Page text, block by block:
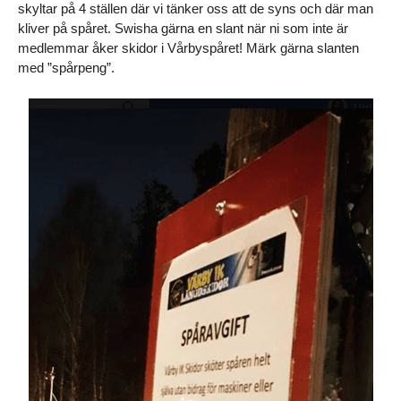
skyltar på 4 ställen där vi tänker oss att de syns och där man
kliver på spåret. Swisha gärna en slant när ni som inte är
medlemmar åker skidor i Vårbyspåret! Märk gärna slanten
med ”spårpeng”.